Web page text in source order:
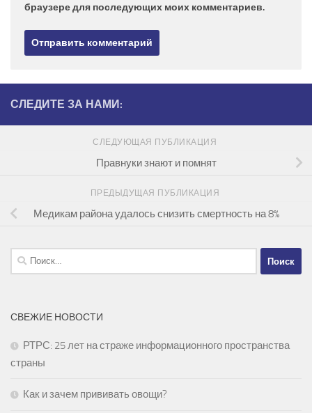
браузере для последующих моих комментариев.
СЛЕДИТЕ ЗА НАМИ:
СЛЕДУЮЩАЯ ПУБЛИКАЦИЯ
Правнуки знают и помнят
ПРЕДЫДУЩАЯ ПУБЛИКАЦИЯ
Медикам района удалось снизить смертность на 8%
Найти:
СВЕЖИЕ НОВОСТИ
РТРС: 25 лет на страже информационного пространства
страны
Как и зачем прививать овощи?